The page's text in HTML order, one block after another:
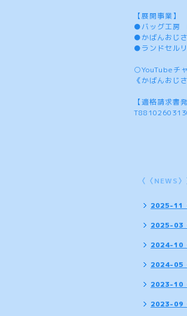
【展開事業】
●バッグ工房
●かばんおじ
●ランドセル
○YouTubeチ
《かばんおじ
【適格請求書
〈〈NEWS〉
2025-11
2025-03
2024-10
2024-05
2023-10
2023-09